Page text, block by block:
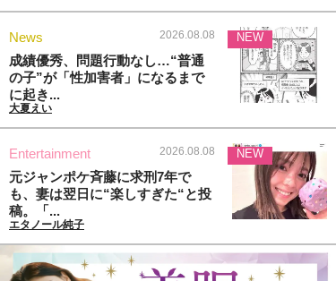
News 2026.08.08
成績優秀、問題行動なし…“普通
の子”が「性加害者」になるまで
に起き...
大夏えい
NEW
Entertainment 2026.08.08
元ジャンポケ斉藤に求刑7年で
も、妻は翌日に“楽しすぎた“と投
稿。「...
エタノール純子
NEW